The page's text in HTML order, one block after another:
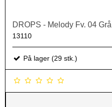
DROPS - Melody Fv. 04 Grå
13110
På lager (29 stk.)